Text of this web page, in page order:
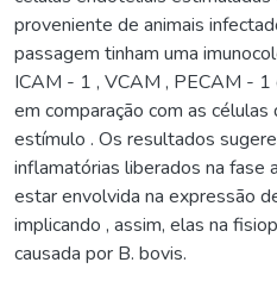
proveniente de animais
passagem tinham uma
ICAM - 1 , VCAM , PECAM -
em comparação com as
estímulo . Os resultados
inflamatórias liberados na fase
estar envolvida na expressão
implicando , assim, elas na
causada por B. bovis.